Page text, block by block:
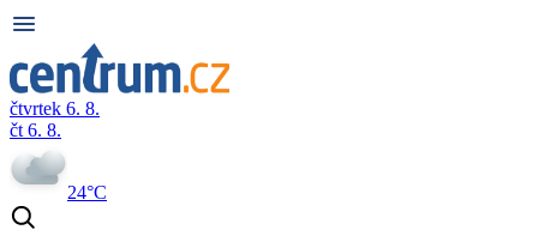
čtvrtek 6. 8.
čt 6. 8.
24°C